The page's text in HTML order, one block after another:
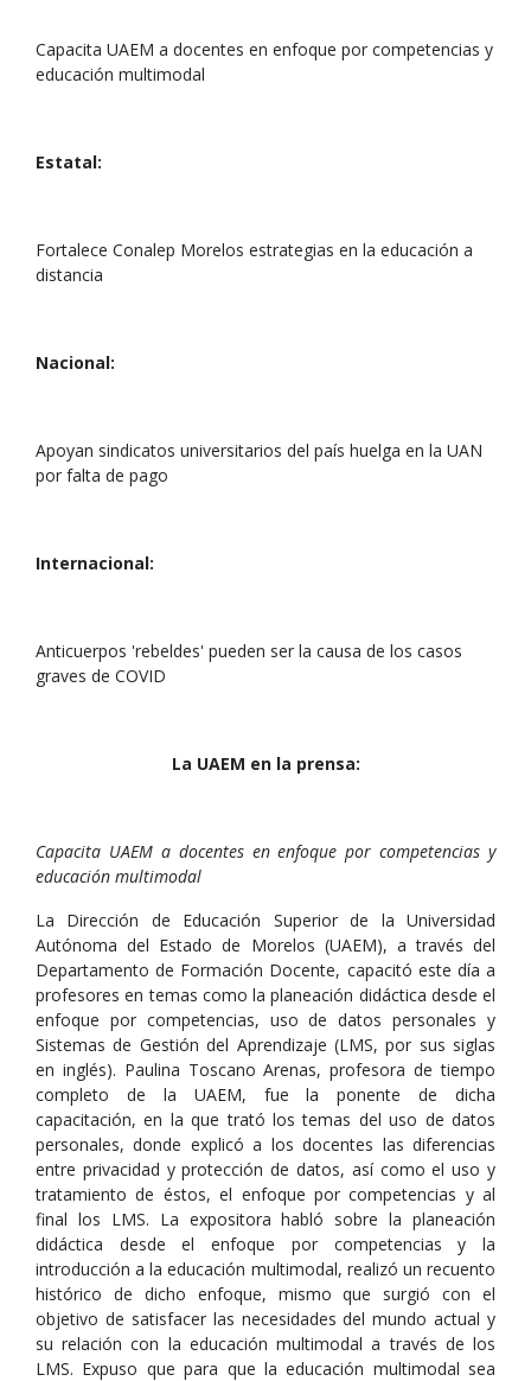
Capacita UAEM a docentes en enfoque por competencias y
educación multimodal
Estatal:
Fortalece Conalep Morelos estrategias en la educación a
distancia
Nacional:
Apoyan sindicatos universitarios del país huelga en la UAN
por falta de pago
Internacional:
Anticuerpos 'rebeldes' pueden ser la causa de los casos
graves de COVID
La UAEM en la prensa:
Capacita UAEM a docentes en enfoque por competencias y
educación multimodal
La Dirección de Educación Superior de la Universidad
Autónoma del Estado de Morelos (UAEM), a través del
Departamento de Formación Docente, capacitó este día a
profesores en temas como la planeación didáctica desde el
enfoque por competencias, uso de datos personales y
Sistemas de Gestión del Aprendizaje (LMS, por sus siglas
en inglés). Paulina Toscano Arenas, profesora de tiempo
completo de la UAEM, fue la ponente de dicha
capacitación, en la que trató los temas del uso de datos
personales, donde explicó a los docentes las diferencias
entre privacidad y protección de datos, así como el uso y
tratamiento de éstos, el enfoque por competencias y al
final los LMS. La expositora habló sobre la planeación
didáctica desde el enfoque por competencias y la
introducción a la educación multimodal, realizó un recuento
histórico de dicho enfoque, mismo que surgió con el
objetivo de satisfacer las necesidades del mundo actual y
su relación con la educación multimodal a través de los
LMS. Expuso que para que la educación multimodal sea